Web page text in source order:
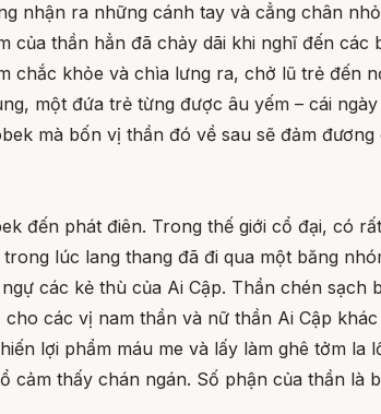
nhận ra những cánh tay và cẳng chân
của thần hẳn đã chảy dãi khi nghĩ đến
chắc khỏe và chìa lưng ra, chở lũ trẻ đến
một đứa trẻ từng được âu yếm – cái
mà bốn vị thần đó về sau sẽ đảm
đến phát điên. Trong thế giới cổ đại, có
lúc lang thang đã đi qua một băng
các kẻ thù của Ai Cập. Thần chén sạch
các vị nam thần và nữ thần Ai Cập
lợi phẩm máu me và lấy làm ghê tởm la
thấy chán ngán. Số phận của thần là